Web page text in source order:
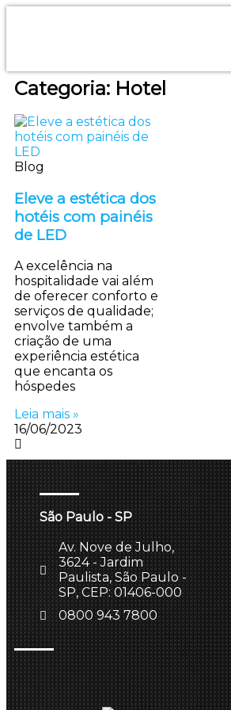
Categoria: Hotel
Blog
Eleve a estética dos
hotéis com painéis
de LED
A excelência na
hospitalidade vai além
de oferecer conforto e
serviços de qualidade;
envolve também a
criação de uma
experiência estética
que encanta os
hóspedes
Leia mais »
16/06/2023
São Paulo - SP
Av. Nove de Julho,
3624 - Jardim
Paulista, São Paulo -
SP, CEP: 01406-000
0800 943 7800